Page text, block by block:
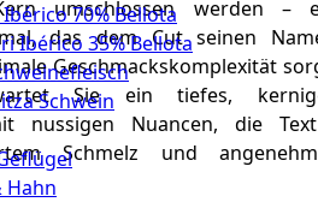
70% Bellota
Ibérico 35% Bellota
Schwein
Hahn
umschlossen werden –
das dem Cut seinen
Geschmackskomplexität
Sie ein tiefes,
nussigen Nuancen, die
Schmelz und